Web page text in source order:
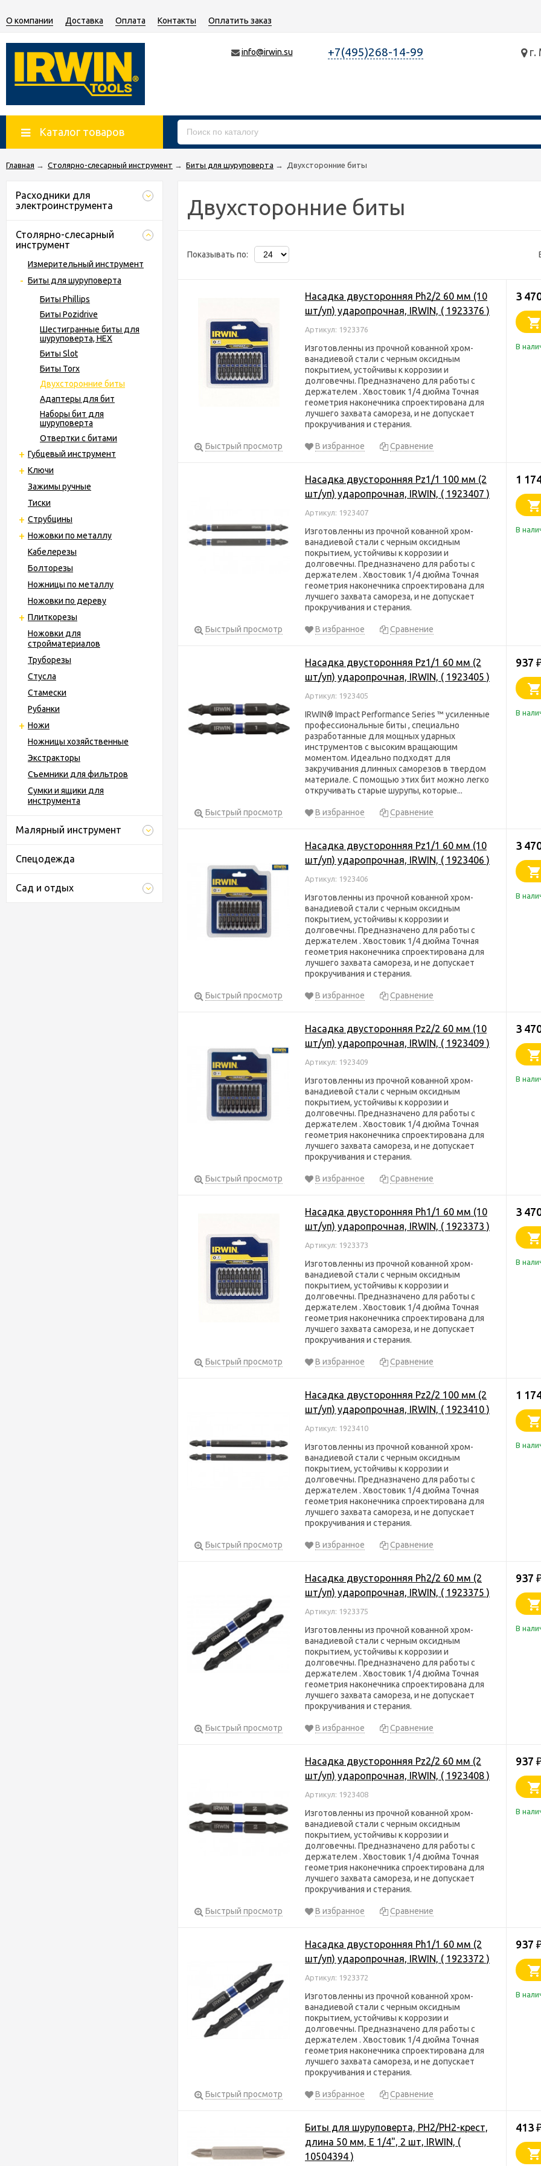
О компании Доставка Оплата Контакты Оплатить заказ
info@irwin.su +7(495)268-14-99 г.
Каталог товаров
Главная → Столярно-слесарный инструмент → Биты для шуруповерта → Двухсторонние биты
Расходники для
электроинструмента
Столярно-слесарный
инструмент
Измерительный инструмент
Биты для шуруповерта
Биты Phillips
Биты Pozidrive
Шестигранные биты для
шуруповерта, HEX
Биты Slot
Биты Torx
Двухсторонние биты
Адаптеры для бит
Наборы бит для
шуруповерта
Отвертки с битами
Губцевый инструмент
Ключи
Зажимы ручные
Тиски
Струбцины
Ножовки по металлу
Кабелерезы
Болторезы
Ножницы по металлу
Ножовки по дереву
Плиткорезы
Ножовки для
стройматериалов
Труборезы
Стусла
Стамески
Рубанки
Ножи
Ножницы хозяйственные
Экстракторы
Съемники для фильтров
Сумки и ящики для
инструмента
Малярный инструмент
Спецодежда
Сад и отдых
Двухсторонние биты
Показывать по:
Насадка двусторонняя Ph2/2 60 мм (10
шт/уп) ударопрочная, IRWIN, ( 1923376 )
Артикул: 1923376
Изготовленны из прочной кованной хром-
ванадиевой стали с черным оксидным
покрытием, устойчивы к коррозии и
долговечны. Предназначено для работы с
держателем . Хвостовик 1/4 дюйма Точная
геометрия наконечника спроектирована для
лучшего захвата самореза, и не допускает
прокручивания и стерания.
3
В
Быстрый просмотр В избранное Сравнение
Насадка двусторонняя Pz1/1 100 мм (2
шт/уп) ударопрочная, IRWIN, ( 1923407 )
Артикул: 1923407
Изготовленны из прочной кованной хром-
ванадиевой стали с черным оксидным
покрытием, устойчивы к коррозии и
долговечны. Предназначено для работы с
держателем . Хвостовик 1/4 дюйма Точная
геометрия наконечника спроектирована для
лучшего захвата самореза, и не допускает
прокручивания и стерания.
1
В
Быстрый просмотр В избранное Сравнение
Насадка двусторонняя Pz1/1 60 мм (2
шт/уп) ударопрочная, IRWIN, ( 1923405 )
Артикул: 1923405
IRWIN® Impact Performance Series ™ усиленные
профессиональные биты , специально
разработанные для мощных ударных
инструментов с высоким вращающим
моментом. Идеально подходят для
закручивания длинных саморезов в твердом
материале. С помощью этих бит можно легко
откручивать старые шурупы, которые...
937
В
Быстрый просмотр В избранное Сравнение
Насадка двусторонняя Pz1/1 60 мм (10
шт/уп) ударопрочная, IRWIN, ( 1923406 )
Артикул: 1923406
Изготовленны из прочной кованной хром-
ванадиевой стали с черным оксидным
покрытием, устойчивы к коррозии и
долговечны. Предназначено для работы с
держателем . Хвостовик 1/4 дюйма Точная
геометрия наконечника спроектирована для
лучшего захвата самореза, и не допускает
прокручивания и стерания.
3
В
Быстрый просмотр В избранное Сравнение
Насадка двусторонняя Pz2/2 60 мм (10
шт/уп) ударопрочная, IRWIN, ( 1923409 )
Артикул: 1923409
Изготовленны из прочной кованной хром-
ванадиевой стали с черным оксидным
покрытием, устойчивы к коррозии и
долговечны. Предназначено для работы с
держателем . Хвостовик 1/4 дюйма Точная
геометрия наконечника спроектирована для
лучшего захвата самореза, и не допускает
прокручивания и стерания.
3
В
Быстрый просмотр В избранное Сравнение
Насадка двусторонняя Ph1/1 60 мм (10
шт/уп) ударопрочная, IRWIN, ( 1923373 )
Артикул: 1923373
Изготовленны из прочной кованной хром-
ванадиевой стали с черным оксидным
покрытием, устойчивы к коррозии и
долговечны. Предназначено для работы с
держателем . Хвостовик 1/4 дюйма Точная
геометрия наконечника спроектирована для
лучшего захвата самореза, и не допускает
прокручивания и стерания.
3
В
Быстрый просмотр В избранное Сравнение
Насадка двусторонняя Pz2/2 100 мм (2
шт/уп) ударопрочная, IRWIN, ( 1923410 )
Артикул: 1923410
Изготовленны из прочной кованной хром-
ванадиевой стали с черным оксидным
покрытием, устойчивы к коррозии и
долговечны. Предназначено для работы с
держателем . Хвостовик 1/4 дюйма Точная
геометрия наконечника спроектирована для
лучшего захвата самореза, и не допускает
прокручивания и стерания.
1
В
Быстрый просмотр В избранное Сравнение
Насадка двусторонняя Ph2/2 60 мм (2
шт/уп) ударопрочная, IRWIN, ( 1923375 )
Артикул: 1923375
Изготовленны из прочной кованной хром-
ванадиевой стали с черным оксидным
покрытием, устойчивы к коррозии и
долговечны. Предназначено для работы с
держателем . Хвостовик 1/4 дюйма Точная
геометрия наконечника спроектирована для
лучшего захвата самореза, и не допускает
прокручивания и стерания.
937
В
Быстрый просмотр В избранное Сравнение
Насадка двусторонняя Pz2/2 60 мм (2
шт/уп) ударопрочная, IRWIN, ( 1923408 )
Артикул: 1923408
Изготовленны из прочной кованной хром-
ванадиевой стали с черным оксидным
покрытием, устойчивы к коррозии и
долговечны. Предназначено для работы с
держателем . Хвостовик 1/4 дюйма Точная
геометрия наконечника спроектирована для
лучшего захвата самореза, и не допускает
прокручивания и стерания.
937
В
Быстрый просмотр В избранное Сравнение
Насадка двусторонняя Ph1/1 60 мм (2
шт/уп) ударопрочная, IRWIN, ( 1923372 )
Артикул: 1923372
Изготовленны из прочной кованной хром-
ванадиевой стали с черным оксидным
покрытием, устойчивы к коррозии и
долговечны. Предназначено для работы с
держателем . Хвостовик 1/4 дюйма Точная
геометрия наконечника спроектирована для
лучшего захвата самореза, и не допускает
прокручивания и стерания.
937
В
Быстрый просмотр В избранное Сравнение
Биты для шуруповерта, PH2/PH2-крест,
длина 50 мм, E 1/4", 2 шт, IRWIN, (
10504394 )
413